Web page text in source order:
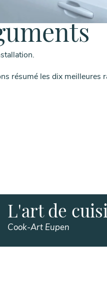
résumé les dix meilleures
L'art de
Cook-Art Eupen